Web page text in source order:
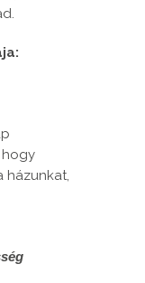
hogy
házunkat,